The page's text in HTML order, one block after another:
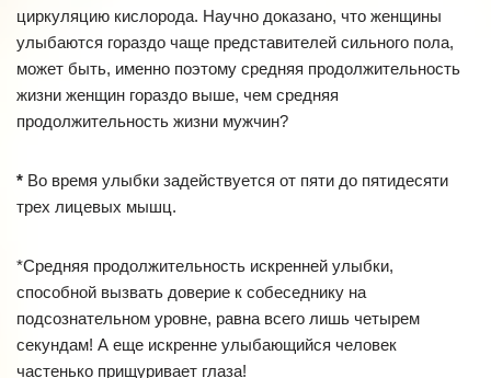
циркуляцию кислорода. Научно доказано, что женщины
улыбаются гораздо чаще представителей сильного пола,
может быть, именно поэтому средняя продолжительность
жизни женщин гораздо выше, чем средняя
продолжительность жизни мужчин?
* Во время улыбки задействуется от пяти до пятидесяти
трех лицевых мышц.
*Средняя продолжительность искренней улыбки,
способной вызвать доверие к собеседнику на
подсознательном уровне, равна всего лишь четырем
секундам! А еще искренне улыбающийся человек
частенько прищуривает глаза!